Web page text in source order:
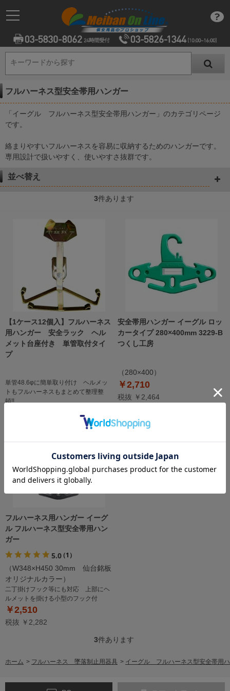
キーワードから探す
キーワードから探す
フルハーネス型安全帯用ハンガー
「イーグル フルハーネス型安全帯用ハンガー」のカテゴリページ
です。
絡まりやすいフルハーネスを容易に収納するためのハンガーです。
専用設計で扱いやすく、使いやすさ抜群です。
並べ替え
3件あります
【1ケース12個入】フルハーネス
用ハンガー 安全ラック ヘル
メット台座付き 単管取付タイ
プ
単管48.6φに簡単取り付け ヘルメッ
トもフルハーネスもまとめて整理整
頓!!
安全帯用ハンガー イーグル ロッ
カータイプ 280×400mm 3229-B
つくし工房
（280×400）
￥2,710
税抜 ￥2,464
フルハーネス用ハンガー イーグ
ル フルハーネス型安全帯用ハン
ガー
5.0（1）
（W348×H450 30mm 仙台銘板
オリジナルカラー）
二丁掛けフック等にも対応 上部にヘ
ルメットを掛ける小型のフック付
￥2,510
税抜 ￥2,282
3件あります
ホーム > フルハーネス 墜落制止用器具 > イーグル フルハーネス型安全帯用